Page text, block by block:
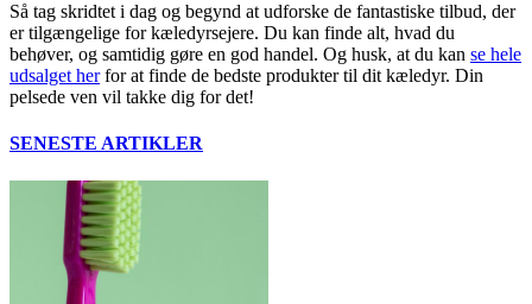
Så tag skridtet i dag og begynd at udforske de fantastiske tilbud, der
er tilgængelige for kæledyrsejere. Du kan finde alt, hvad du
behøver, og samtidig gøre en god handel. Og husk, at du kan se hele
udsalget herfor at finde de bedste produkter til dit kæledyr. Din
pelsede ven vil takke dig for det!
SENESTE ARTIKLER